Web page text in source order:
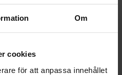
Om
cookies
för att anpassa innehållet